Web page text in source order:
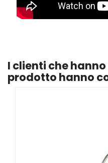
I clienti che
prodotto hanno